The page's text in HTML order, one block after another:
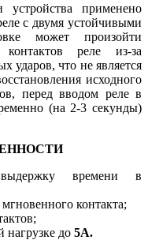
устройства применено
с двумя устойчивыми
может произойти
контактов реле из-за
ударов, что не является
исходного
перед вводом реле в
(на 2-3 секунды)
выдержку времени в
контакта;
нагрузке до 5А.